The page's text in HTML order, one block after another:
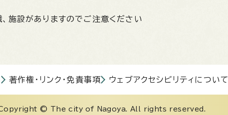
施設がありますのでご注意ください
著作権・リンク・免責事項 ウェブアクセシビリティについて
© The city of Nagoya. All rights reserved.